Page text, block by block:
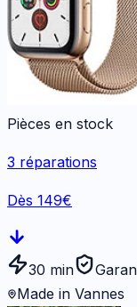
Pièces en stock
3 réparations
Dès 149€
30 min
Made in Vannes